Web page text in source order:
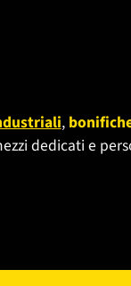
,
dedicati e